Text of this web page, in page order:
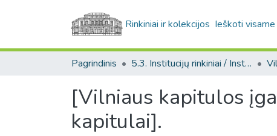
Rinkiniai ir kolekcijos Ieškoti visame
Pagrindinis 5.3. Institucijų rinkiniai / Institutional collections
[Vilniaus kapitulos
kapitulai].